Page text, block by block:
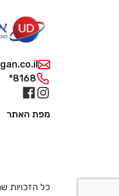
*8168
מפת האתר
כל הזכויות